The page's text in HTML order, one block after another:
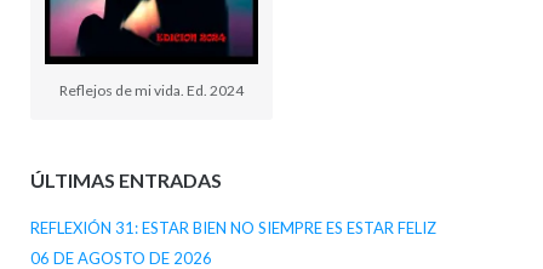
Reflejos de mi vida. Ed. 2024
ÚLTIMAS ENTRADAS
REFLEXIÓN 31: ESTAR BIEN NO SIEMPRE ES ESTAR FELIZ
06 DE AGOSTO DE 2026